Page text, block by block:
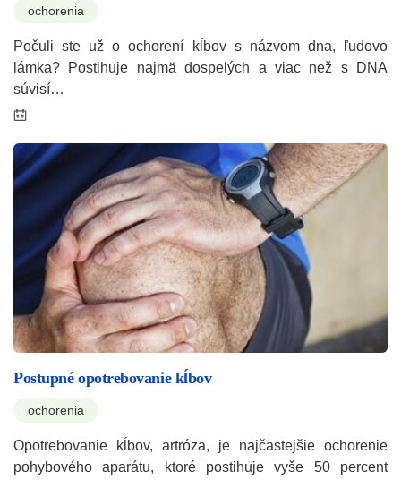
ochorenia
Počuli ste už o ochorení kĺbov s názvom dna, ľudovo
lámka? Postihuje najmä dospelých a viac než s DNA
súvisí…
Postupné opotrebovanie kĺbov
ochorenia
Opotrebovanie kĺbov, artróza, je najčastejšie ochorenie
pohybového aparátu, ktoré postihuje vyše 50 percent